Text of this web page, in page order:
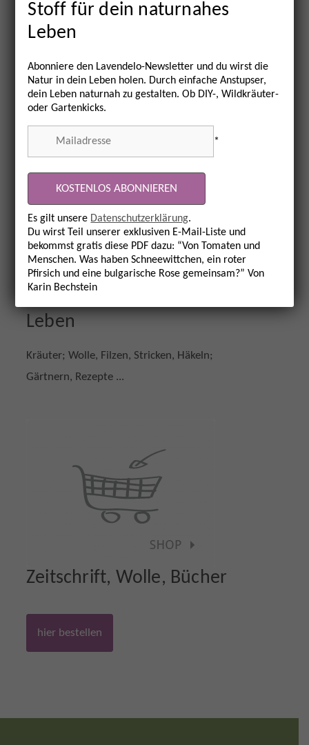
Leben
Kräuter; Wolle, Filzen, Stricken, Häkeln;
Gärtnern, Rezepte ...
Zeitschrift, Wolle, Bücher
hier bestellen
Stoff für dein naturnahes
Leben
Abonniere den Lavendelo-Newsletter und du wirst die
Natur in dein Leben holen. Durch einfache Anstupser,
dein Leben naturnah zu gestalten. Ob DIY-, Wildkräuter-
oder Gartenkicks.
*
Es gilt unsere Datenschutzerklärung.
Du wirst Teil unserer exklusiven E-Mail-Liste und
bekommst gratis diese PDF dazu: “Von Tomaten und
Menschen. Was haben Schneewittchen, ein roter
Pfirsich und eine bulgarische Rose gemeinsam?” Von
Karin Bechstein